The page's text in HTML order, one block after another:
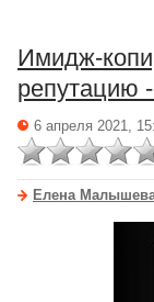
Имидж-
репутацию
6 апреля 2021,
Елена